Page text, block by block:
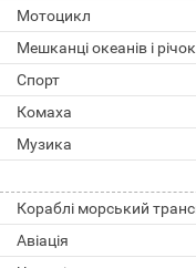
Мотоцикл
Мешканці океанів і річок
Спорт
Комаха
Музика
Авіація